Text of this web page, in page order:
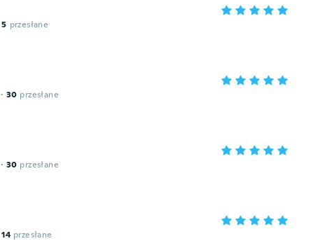
5 przesłane
· 30 przesłane
· 30 przesłane
14 przesłane